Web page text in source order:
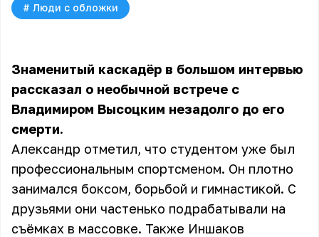
# Люди с обложки
Знаменитый каскадёр в большом интервью
рассказал о необычной встрече с
Владимиром Высоцким незадолго до его
смерти.
Александр отметил, что студентом уже был
профессиональным спортсменом. Он плотно
занимался боксом, борьбой и гимнастикой. С
друзьями они частенько подрабатывали на
съёмках в массовке. Также Иншаков